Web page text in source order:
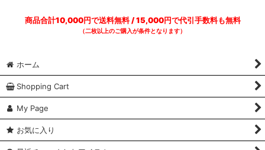
商品合計10,000円で送料無料 / 15,000円で代引手数料も無料
（二枚以上のご購入が条件となります）
ホーム
Shopping Cart
My Page
お気に入り